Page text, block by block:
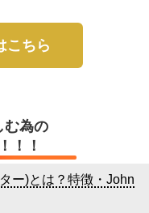
こちら
為の
！！
ー)とは？特徴・John